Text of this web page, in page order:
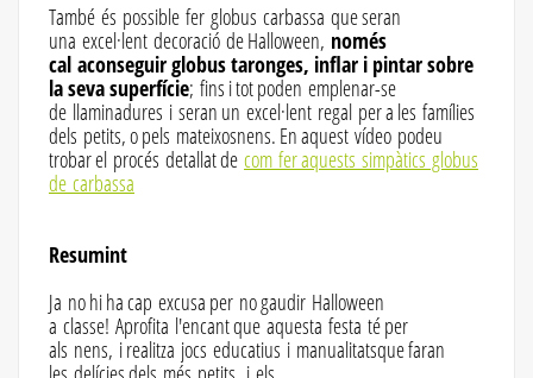
També és possible fer globus carbassa que seran
una excel·lent decoració de Halloween, només
cal aconseguir globus taronges, inflar i pintar sobre
la seva superfície; fins i tot poden emplenar-se
de llaminadures i seran un excel·lent regal per a les famílies
dels petits, o pels mateixosnens. En aquest vídeo podeu
trobar el procés detallat de com fer aquests simpàtics globus
de carbassa
Resumint
Ja no hi ha cap excusa per no gaudir Halloween
a classe! Aprofita l'encant que aquesta festa té per
als nens, i realitza jocs educatius i manualitatsque faran